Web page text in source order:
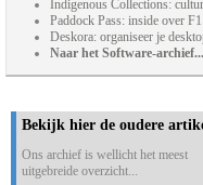
Indigenous Collections:
Paddock Pass: inside over F1
Deskora: organiseer je
Naar het Software-archief...
Bekijk hier de oudere
Ons archief is wellicht het meest
uitgebreide overzicht...